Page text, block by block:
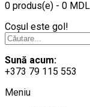
0 produs(e) - 0 MDL
Coșul este gol!
Sună acum:
+373 79 115 553
Meniu